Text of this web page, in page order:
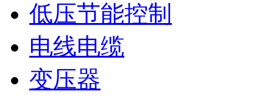
低压节能控制
电线电缆
变压器